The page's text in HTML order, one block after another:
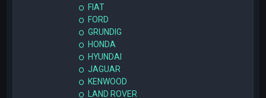
FIAT
FORD
GRUNDIG
HONDA
HYUNDAI
JAGUAR
KENWOOD
LAND ROVER